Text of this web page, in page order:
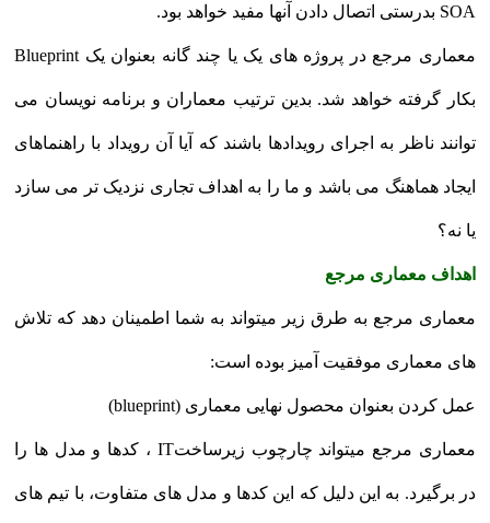
SOA بدرستی اتصال دادن آنها مفید خواهد بود.
معماری مرجع در پروژه های یک یا چند گانه بعنوان یک Blueprint
بکار گرفته خواهد شد. بدین ترتیب معماران و برنامه نویسان می
توانند ناظر به اجرای رویدادها باشند که آیا آن رویداد با راهنماهای
ایجاد هماهنگ می باشد و ما را به اهداف تجاری نزدیک تر می سازد
یا نه؟
اهداف معماری مرجع
معماری مرجع به طرق زیر میتواند به شما اطمینان دهد که تلاش
های معماری موفقیت آمیز بوده است:
عمل کردن بعنوان محصول نهایی معماری (blueprint)
معماری مرجع میتواند چارچوب زیرساختIT ، کدها و مدل ها را
در برگیرد. به این دلیل که این کدها و مدل های متفاوت، با تیم های